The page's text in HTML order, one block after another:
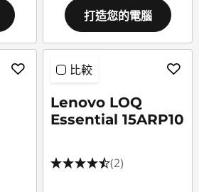
打造您的電腦
比較
Lenovo LOQ
Essential 15ARP10
(2)